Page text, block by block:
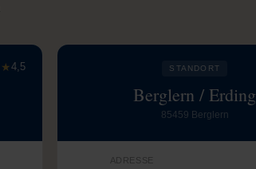
★4,5 STANDORT
Berglern / Erding
85459 Berglern
ADRESSE